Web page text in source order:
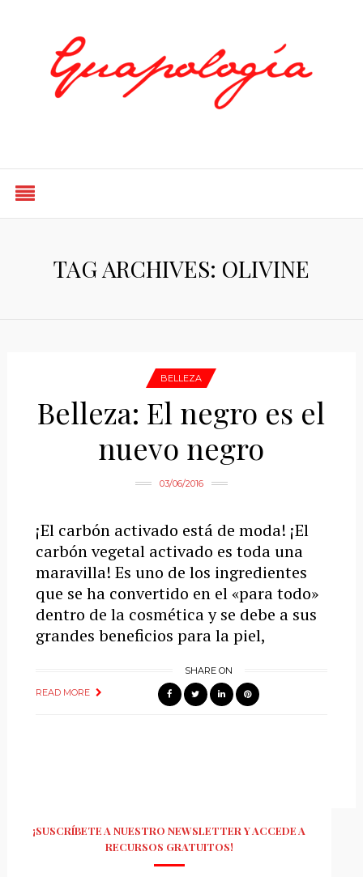
TAG ARCHIVES: OLIVINE
BELLEZA
Belleza: El negro es el
nuevo negro
03/06/2016
¡El carbón activado está de moda! ¡El
carbón vegetal activado es toda una
maravilla! Es uno de los ingredientes
que se ha convertido en el «para todo»
dentro de la cosmética y se debe a sus
grandes beneficios para la piel,
READ MORE
SHARE ON
¡SUSCRÍBETE A NUESTRO NEWSLETTER Y ACCEDE A
RECURSOS GRATUITOS!